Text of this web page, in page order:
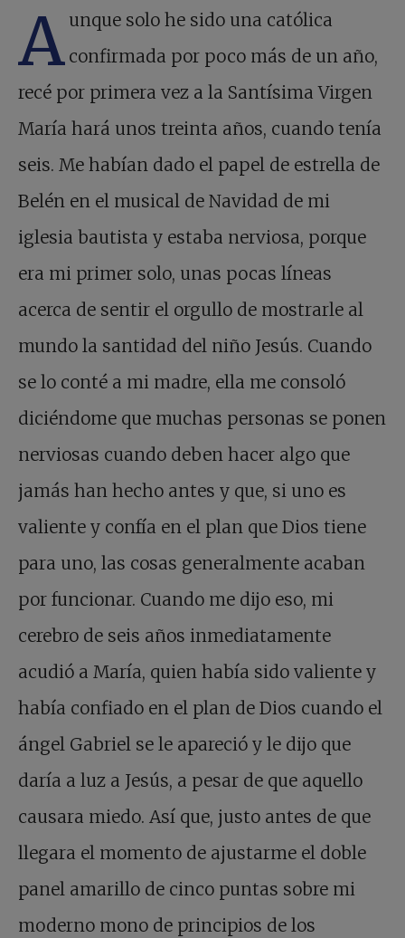
A unque solo he sido una católica
confirmada por poco más de un año,
recé por primera vez a la Santísima Virgen
María hará unos treinta años, cuando tenía
seis. Me habían dado el papel de estrella de
Belén en el musical de Navidad de mi
iglesia bautista y estaba nerviosa, porque
era mi primer solo, unas pocas líneas
acerca de sentir el orgullo de mostrarle al
mundo la santidad del niño Jesús. Cuando
se lo conté a mi madre, ella me consoló
diciéndome que muchas personas se ponen
nerviosas cuando deben hacer algo que
jamás han hecho antes y que, si uno es
valiente y confía en el plan que Dios tiene
para uno, las cosas generalmente acaban
por funcionar. Cuando me dijo eso, mi
cerebro de seis años inmediatamente
acudió a María, quien había sido valiente y
había confiado en el plan de Dios cuando el
ángel Gabriel se le apareció y le dijo que
daría a luz a Jesús, a pesar de que aquello
causara miedo. Así que, justo antes de que
llegara el momento de ajustarme el doble
panel amarillo de cinco puntas sobre mi
moderno mono de principios de los